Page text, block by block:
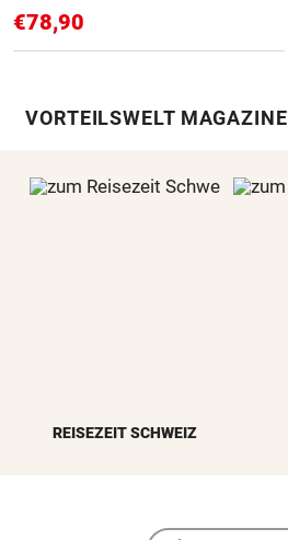
€78,90
VORTEILSWELT MAGAZINE
REISEZEIT SCHWEIZ